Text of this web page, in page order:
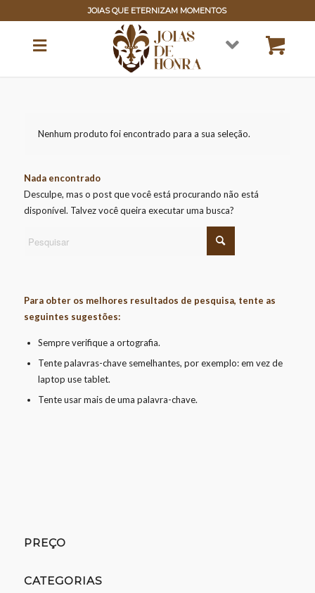
JOIAS QUE ETERNIZAM MOMENTOS
Nenhum produto foi encontrado para a sua seleção.
Nada encontrado
Desculpe, mas o post que você está procurando não está
disponível. Talvez você queira executar uma busca?
Para obter os melhores resultados de pesquisa, tente as
seguintes sugestões:
Sempre verifique a ortografia.
Tente palavras-chave semelhantes, por exemplo: em vez de
laptop use tablet.
Tente usar mais de uma palavra-chave.
PREÇO
CATEGORIAS